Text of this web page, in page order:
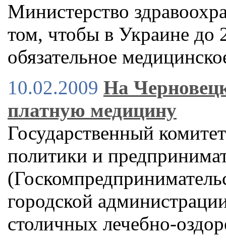
Министерство
том, чтобы в Украине до
обязательное
10.02.2009 На
платную медицину
Государственный
политики и
городской
столичных лечебно-